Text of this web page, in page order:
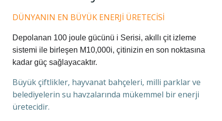
DÜNYANIN EN BÜYÜK ENERJİ ÜRETECİSİ
Depolanan 100 joule gücünü i Serisi, akıllı çit izleme
sistemi ile birleşen M10,000i, çitinizin en son noktasına
kadar güç sağlayacaktır.
Büyük çiftlikler, hayvanat bahçeleri, milli parklar ve
belediyelerin su havzalarında mükemmel bir enerji
üretecidir.